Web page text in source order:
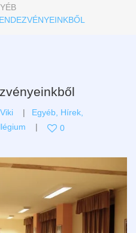
Egyéb, Hírek,
0